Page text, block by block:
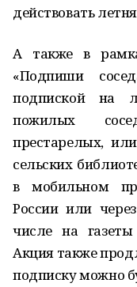
действовать
А также в
«Подпиши
подпиской на
пожилых
престарелых,
сельских
в мобильном
России или
числе на
Акция также
подписку можно